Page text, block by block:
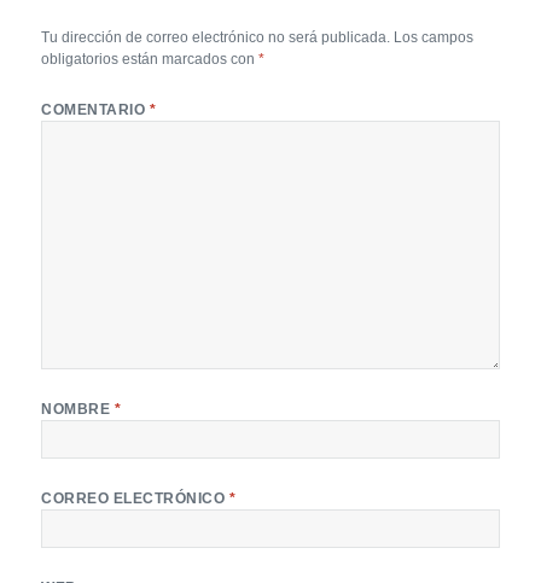
Tu dirección de correo electrónico no será publicada. Los campos
obligatorios están marcados con*
COMENTARIO *
NOMBRE *
CORREO ELECTRÓNICO *